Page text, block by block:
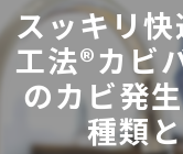
スッキリ
工法®カビ
のカビ発
種類